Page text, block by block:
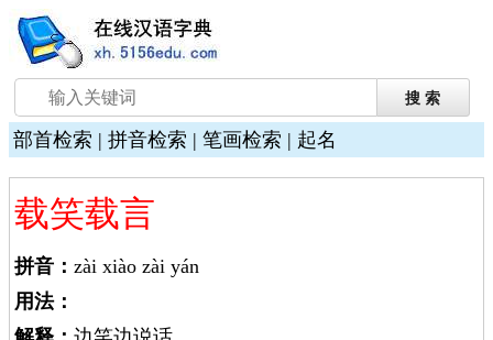
部首检索 | 拼音检索 | 笔画检索 | 起名
载笑载言
拼音： zài xiào zài yán
用法：